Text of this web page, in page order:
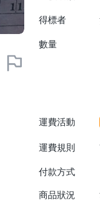
得標者
數量
運費活動
運費規則
付款方式
商品狀況